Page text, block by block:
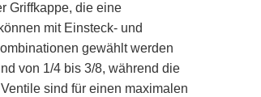
Griffkappe, die eine
mit Einsteck- und
gewählt werden
von 1/4 bis 3/8, während die
sind für einen maximalen